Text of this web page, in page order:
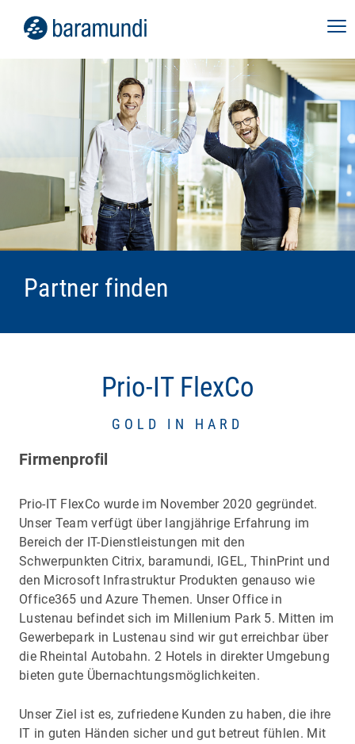
Partner finden
Prio-IT FlexCo
GOLD IN HARD
Firmenprofil
Prio-IT FlexCo wurde im November 2020 gegründet.
Unser Team verfügt über langjährige Erfahrung im
Bereich der IT-Dienstleistungen mit den
Schwerpunkten Citrix, baramundi, IGEL, ThinPrint und
den Microsoft Infrastruktur Produkten genauso wie
Office365 und Azure Themen. Unser Office in
Lustenau befindet sich im Millenium Park 5. Mitten im
Gewerbepark in Lustenau sind wir gut erreichbar über
die Rheintal Autobahn. 2 Hotels in direkter Umgebung
bieten gute Übernachtungsmöglichkeiten.
Unser Ziel ist es, zufriedene Kunden zu haben, die ihre
IT in guten Händen sicher und gut betreut fühlen. Mit